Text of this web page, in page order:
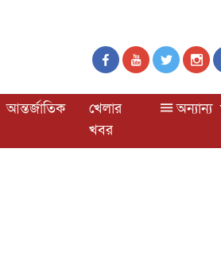
আন্তর্জাতিক
খেলার
খবর
অন্যান্য